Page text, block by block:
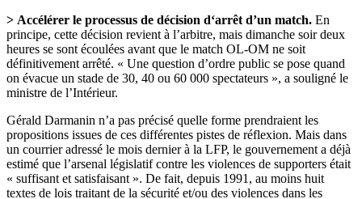
> Accélérer le processus de décision d‘arrêt d’un match. En
principe, cette décision revient à l’arbitre, mais dimanche soir deux
heures se sont écoulées avant que le match OL-OM ne soit
définitivement arrêté. « Une question d’ordre public se pose quand
on évacue un stade de 30, 40 ou 60 000 spectateurs », a souligné le
ministre de l’Intérieur.
Gérald Darmanin n’a pas précisé quelle forme prendraient les
propositions issues de ces différentes pistes de réflexion. Mais dans
un courrier adressé le mois dernier à la LFP, le gouvernement a déjà
estimé que l’arsenal législatif contre les violences de supporters était
« suffisant et satisfaisant ». De fait, depuis 1991, au moins huit
textes de lois traitant de la sécurité et/ou des violences dans les